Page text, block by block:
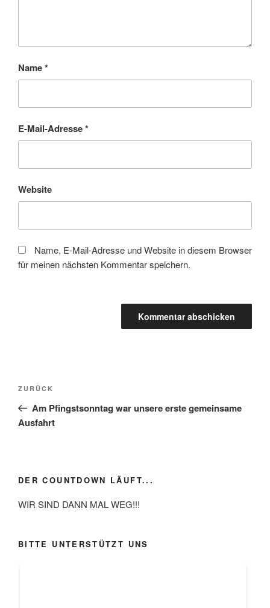
Name*
E-Mail-Adresse*
Website
Name, E-Mail-Adresse und Website in diesem Browser
für meinen nächsten Kommentar speichern.
Beitragsnavigation
Vorheriger
Beitrag
ZURÜCK
Am Pfingstsonntag war unsere erste gemeinsame
Ausfahrt
DER COUNTDOWN LÄUFT...
WIR SIND DANN MAL WEG!!!
BITTE UNTERSTÜTZT UNS